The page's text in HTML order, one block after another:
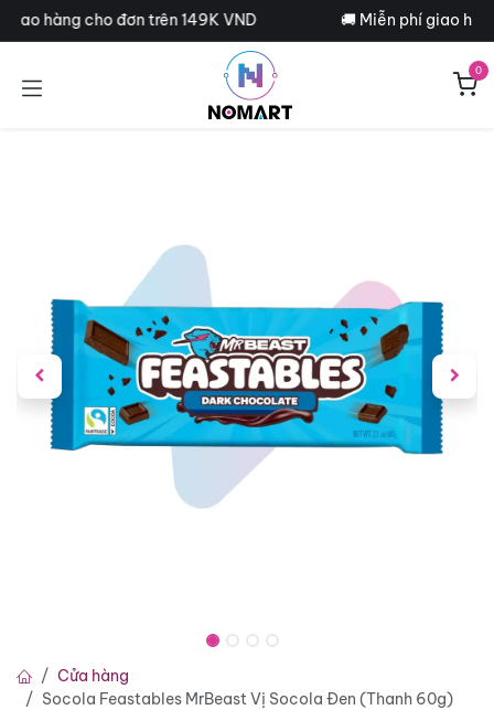
Bỏ qua để đến Nội dung
hàng cho đơn trên 149K VND 🚚 Miễn phí giao
0
Cửa hàng
Socola Feastables MrBeast Vị Socola Đen (Thanh 60g)